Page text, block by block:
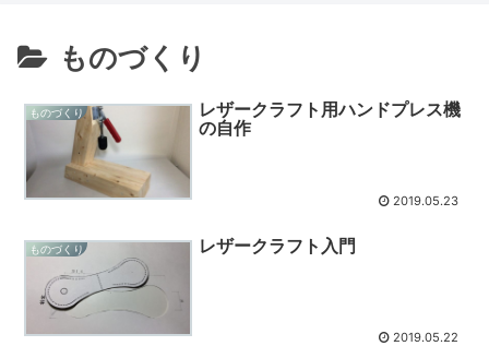
ものづくり
ものづくり
レザークラフト用ハンドプレス機
の自作
2019.05.23
ものづくり レザークラフト入門
2019.05.22